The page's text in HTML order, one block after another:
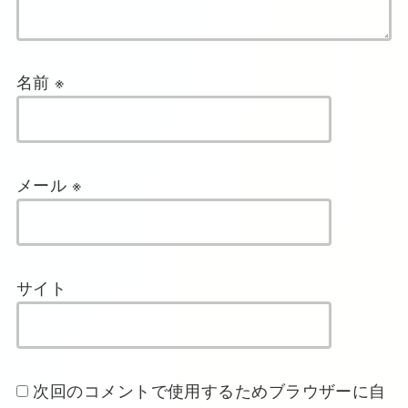
名前 ※
メール ※
サイト
次回のコメントで使用するためブラウザーに自